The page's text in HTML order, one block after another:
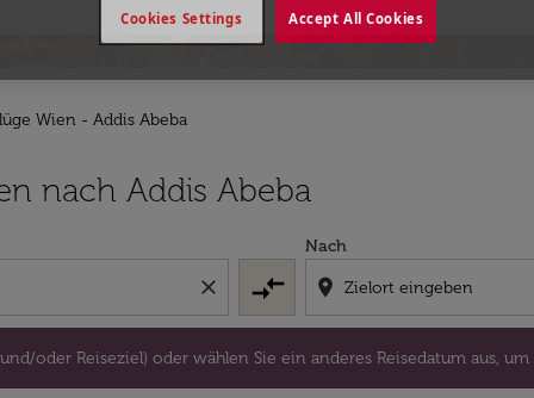
Wien - Addis Abeba
nach Addis Abeba
close compare_arrows
Nach
location_on
oder Reiseziel) oder wählen Sie ein anderes Reisedatum aus,
und/oder Reiseziel) oder wählen Sie ein anderes
Accept All Cookies
Cookies Settings